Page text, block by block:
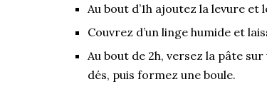
Au bout d’1h ajoutez la levure et
Couvrez d’un linge humide et
Au bout de 2h, versez la pâte
dés, puis formez une boule.